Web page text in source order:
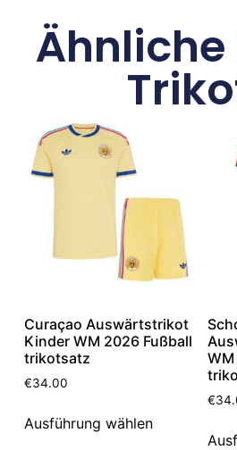
Curaçao Auswärtstrikot
Kinder WM 2026 Fußball
trikotsatz
€34.00
Ausführung wählen
€